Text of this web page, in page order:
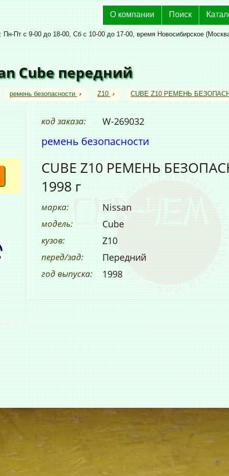
О компании Поиск
Пн-Пт с 9-00 до 18-00, Сб с 10-00 до 17-00, время Новосибирское
Cube передний
ремень безопасности › Z10 › CUBE Z10 РЕМЕНЬ
код заказа: W-269032
ремень безопасности
CUBE Z10 РЕМЕНЬ
1998 г
марка: Nissan
модель: Cube
кузов: Z10
перед/зад: Передний
год выпуска: 1998